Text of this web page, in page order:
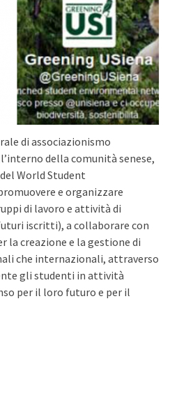
di associazionismo
della comunità senese,
World Student
e organizzare
di lavoro e attività di
iscritti), a collaborare con
la creazione e la gestione di
che internazionali, attraverso
gli studenti in attività
per il loro futuro e per il